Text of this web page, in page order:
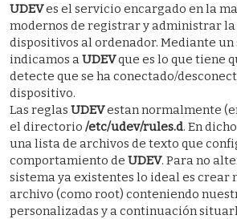
UDEVes el servicio encargado en la
modernos de registrar y administrar la
dispositivos al ordenador. Mediante un
indicamos aUDEVque es lo que tiene
detecte que se ha conectado/
dispositivo.
Las reglas UDEVestan normalmente
el directorio /etc/udev/rules.d. En
una lista de archivos de texto que
comportamiento de UDEV. Para no
sistema ya existentes lo ideal es crear
archivo (como root) conteniendo
personalizadas y a continuación